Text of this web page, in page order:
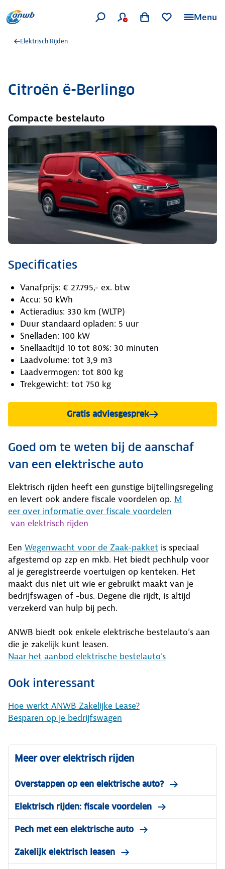
Menu
Elektrisch Rijden
Citroën ë-Berlingo
Compacte bestelauto
Specificaties
Vanafprijs: € 27.795,- ex. btw
Accu: 50 kWh
Actieradius: 330 km (WLTP)
Duur standaard opladen: 5 uur
Snelladen: 100 kW
Snellaadtijd 10 tot 80%: 30 minuten
Laadvolume: tot 3,9 m3
Laadvermogen: tot 800 kg
Trekgewicht: tot 750 kg
Gratis adviesgesprek
Goed om te weten bij de aanschaf
van een elektrische auto
Elektrisch rijden heeft een gunstige bijtellingsregeling
en levert ook andere fiscale voordelen op. M
eer over informatie over fiscale voordelen
van elektrisch rijden
Een Wegenwacht voor de Zaak-pakket is speciaal
afgestemd op zzp en mkb. Het biedt pechhulp voor
al je geregistreerde voertuigen op kenteken. Het
maakt dus niet uit wie er gebruikt maakt van je
bedrijfswagen of -bus. Degene die rijdt, is altijd
verzekerd van hulp bij pech.
ANWB biedt ook enkele elektrische bestelauto’s aan
die je zakelijk kunt leasen.
Naar het aanbod elektrische bestelauto's
Ook interessant
Hoe werkt ANWB Zakelijke Lease?
Besparen op je bedrijfswagen
Meer over elektrisch rijden
Overstappen op een elektrische auto?
Elektrisch rijden: fiscale voordelen
Pech met een elektrische auto
Zakelijk elektrisch leasen